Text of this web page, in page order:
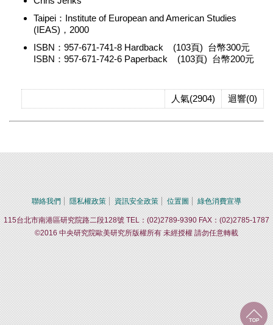
Taipei：Institute of European and American Studies
(IEAS)，2000
ISBN：957-671-741-8 Hardback (103頁) 台幣300元
ISBN：957-671-742-6 Paperback (103頁) 台幣200元
迴響(0)
人氣(2904)
聯絡我們 隱私權政策 資訊安全政策 位置圖 綠色消費宣導
115台北市南港區研究院路二段128號 TEL：(02)2789-9390 FAX：(02)2785-1787
©2016 中央研究院歐美研究所版權所有 未經授權 請勿任意轉載